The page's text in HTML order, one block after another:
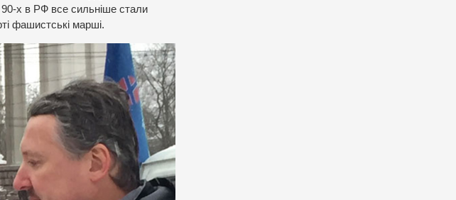
х в РФ все сильніше стали
фашистські марші.